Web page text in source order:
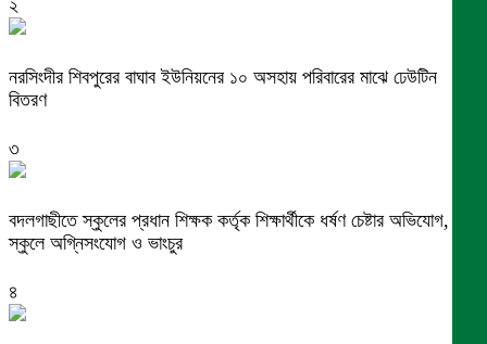
২
নরসিংদীর শিবপুরের বাঘাব ইউনিয়নের ১০ অসহায় পরিবারের মাঝে ঢেউটিন
বিতরণ
৩
বদলগাছীতে স্কুলের প্রধান শিক্ষক কর্তৃক শিক্ষার্থীকে ধর্ষণ চেষ্টার অভিযোগ,
স্কুলে অগ্নিসংযোগ ও ভাংচুর
৪